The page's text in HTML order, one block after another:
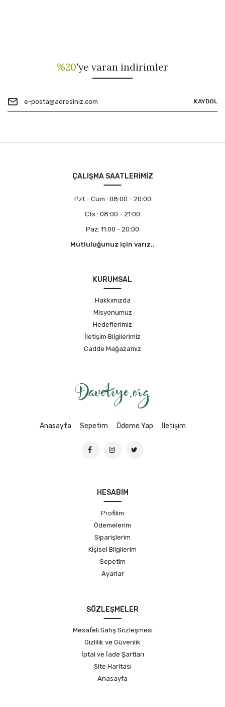
%20'ye varan indirimler
KAYDOL
ÇALIŞMA SAATLERİMİZ
Pzt - Cum.: 08:00 - 20:00
Cts.: 08:00 - 21:00
Paz: 11:00 - 20:00
Mutluluğunuz için varız..
KURUMSAL
Hakkımızda
Misyonumuz
Hedeflerimiz
İletişim Bilgilerimiz
Cadde Mağazamız
Anasayfa Sepetim Ödeme Yap İletişim
HESABIM
Profilim
Ödemelerim
Siparişlerim
Kişisel Bilgilerim
Sepetim
Ayarlar
SÖZLEŞMELER
Mesafeli Satış Sözleşmesi
Gizlilik ve Güvenlik
İptal ve İade Şartları
Site Haritası
Anasayfa